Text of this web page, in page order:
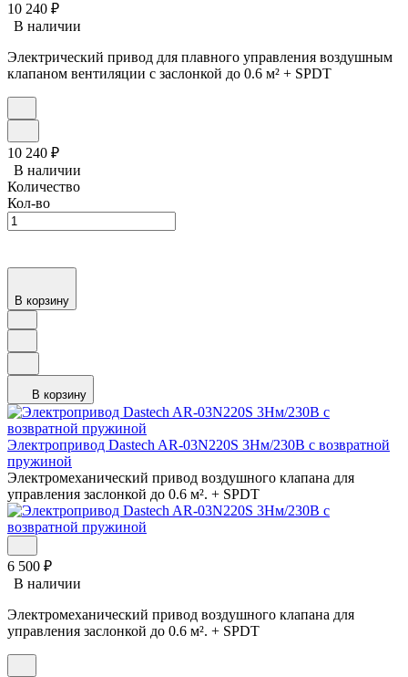
10 240 ₽
В наличии
Электрический привод для плавного управления воздушным
клапаном вентиляции с заслонкой до 0.6 м² + SPDT
10 240 ₽
В наличии
Количество
Кол-во
В корзину
В корзину
Электропривод Dastech AR-03N220S 3Нм/230В с возвратной
пружиной
Электромеханический привод воздушного клапана для
управления заслонкой до 0.6 м². + SPDT
6 500 ₽
В наличии
Электромеханический привод воздушного клапана для
управления заслонкой до 0.6 м². + SPDT